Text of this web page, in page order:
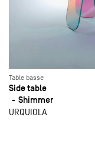
Table basse
Side table
Shimmer
URQUIOLA